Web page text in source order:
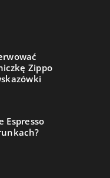
Zippo
Espresso